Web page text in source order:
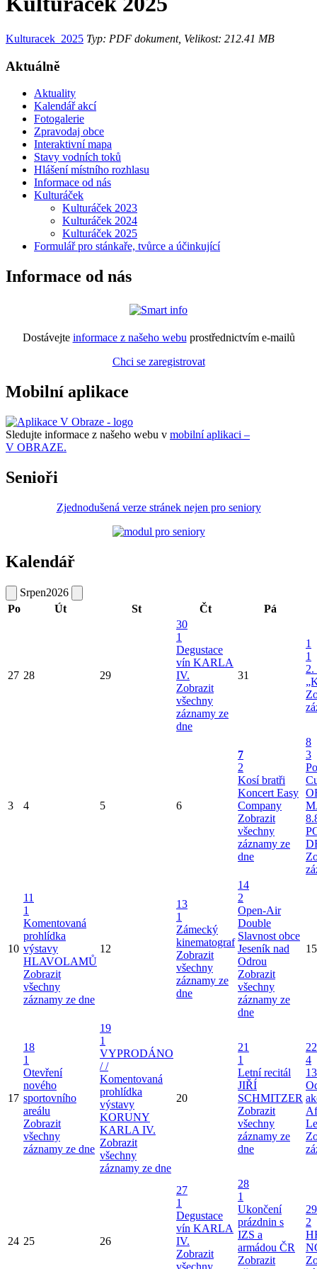
Kulturacek_2025 Typ: PDF dokument, Velikost: 212.41 MB
Aktuálně
Aktuality
Kalendář akcí
Fotogalerie
Zpravodaj obce
Interaktivní mapa
Stavy vodních toků
Hlášení místního rozhlasu
Informace od nás
Kulturáček
Kulturáček 2023
Kulturáček 2024
Kulturáček 2025
Formulář pro stánkaře, tvůrce a účinkující
Informace od nás
Dostávejte informace z našeho webu prostřednictvím e-mailů
Chci se zaregistrovat
Mobilní aplikace
Sledujte informace z našeho webu v mobilní aplikaci –
V OBRAZE.
Senioři
Zjednodušená verze stránek nejen pro seniory
Kalendář
Srpen2026
Po
Út St Čt Pá
27 28 29
30
1
Degustace
vín KARLA
IV.
Zobrazit
všechny
záznamy ze
dne
31
1
1
2.
3 4 5 6
7
2
Kosí bratři
Koncert Easy
Company
Zobrazit
všechny
záznamy ze
dne
8
3
10
11
1
Komentovaná
prohlídka
výstavy
HLAVOLAMŮ
Zobrazit
všechny
záznamy ze dne
12
13
1
Zámecký
kinematograf
Zobrazit
všechny
záznamy ze
dne
14
2
Open-Air
Double
Slavnost obce
Jeseník nad
Odrou
Zobrazit
všechny
záznamy ze
dne
15
17
18
1
Otevření
nového
sportovního
areálu
Zobrazit
všechny
záznamy ze dne
19
1
VYPRODÁNO
/ /
Komentovaná
prohlídka
výstavy
KORUNY
KARLA IV.
Zobrazit
všechny
záznamy ze dne
20
21
1
Letní recitál
JIŘÍ
SCHMITZER
Zobrazit
všechny
záznamy ze
dne
22
4
24 25 26
27
1
Degustace
vín KARLA
IV.
Zobrazit
všechny
28
1
Ukončení
prázdnin s
IZS a
armádou ČR
Zobrazit
29
2